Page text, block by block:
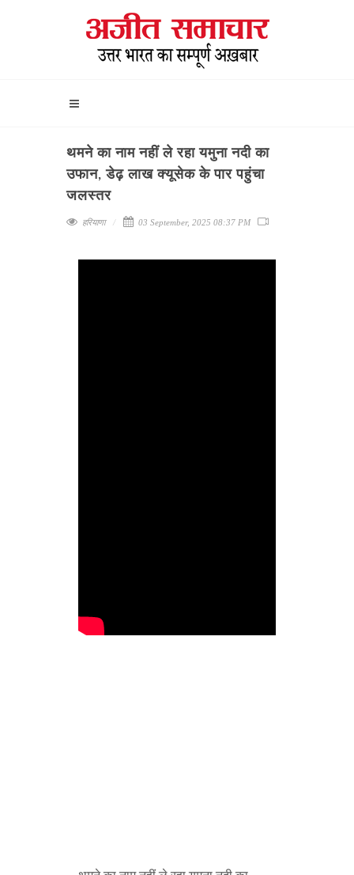
थमने का नाम नहीं ले रहा यमुना नदी का
उफान, डेढ़ लाख क्यूसेक के पार पहुंचा
जलस्तर
हरियाणा 03 September, 2025 08:37 PM